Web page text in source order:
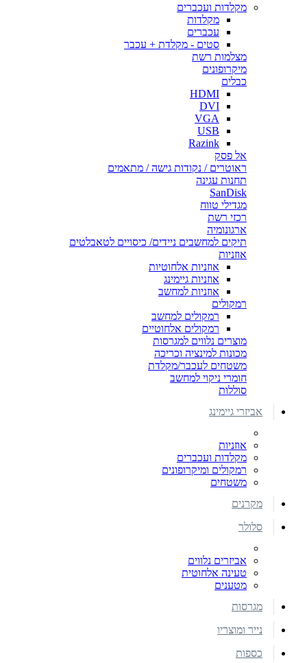
מקלדות ועכברים
מקלדות
עכברים
סטים - מקלדת + עכבר
מצלמות רשת
מיקרופונים
כבלים
HDMI
DVI
VGA
USB
Razink
אל פסק
ראוטרים / נקודות גישה / מתאמים
תחנות עגינה
SanDisk
מגדילי טווח
רכזי רשת
ארגונומיה
תיקים למחשבים ניידים/ כיסויים לטאבלטים
אוזניות
אוזניות אלחוטיות
אוזניות גיימינג
אוזניות למחשב
רמקולים
רמקולים למחשב
רמקולים אלחוטיים
מוצרים נלווים למגרסות
מכונות למינציה וכריכה
משטחים לעכבר/מקלדת
חומרי ניקוי למחשב
סוללות
אביזרי גיימינג
אוזניות
מקלדות ועכברים
רמקולים ומיקרופונים
משטחים
מקרנים
סלולר
אביזרים נלווים
טעינה אלחוטית
מטענים
מגרסות
נייר ומוצריו
כספות